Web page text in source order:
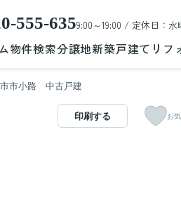
555-6359:00～19:00 / 定休日：水
物件検索分譲地新築戸建て リフ
市小路 中古戸建
印刷する お